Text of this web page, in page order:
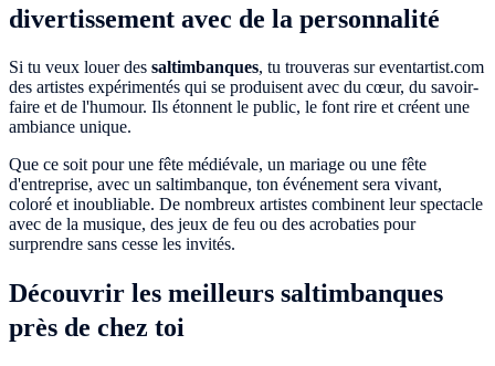
divertissement avec de la personnalité
Si tu veux louer des saltimbanques, tu trouveras sur eventartist.com
des artistes expérimentés qui se produisent avec du cœur, du savoir-
faire et de l'humour. Ils étonnent le public, le font rire et créent une
ambiance unique.
Que ce soit pour une fête médiévale, un mariage ou une fête
d'entreprise, avec un saltimbanque, ton événement sera vivant,
coloré et inoubliable. De nombreux artistes combinent leur spectacle
avec de la musique, des jeux de feu ou des acrobaties pour
surprendre sans cesse les invités.
Découvrir les meilleurs saltimbanques
près de chez toi